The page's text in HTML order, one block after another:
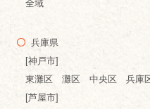
全域
兵庫県
[神戸市]
東灘区 灘区 中央区 兵庫
[芦屋市]